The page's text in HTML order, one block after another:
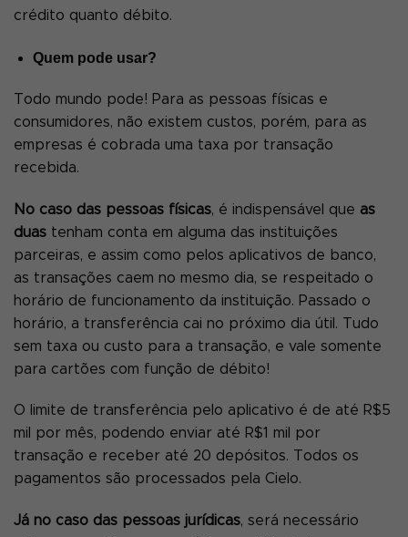
crédito quanto débito.
Quem pode usar?
Todo mundo pode! Para as pessoas físicas e
consumidores, não existem custos, porém, para as
empresas é cobrada uma taxa por transação
recebida.
No caso das pessoas físicas, é indispensável que as
duas tenham conta em alguma das instituições
parceiras, e assim como pelos aplicativos de banco,
as transações caem no mesmo dia, se respeitado o
horário de funcionamento da instituição. Passado o
horário, a transferência cai no próximo dia útil. Tudo
sem taxa ou custo para a transação, e vale somente
para cartões com função de débito!
O limite de transferência pelo aplicativo é de até R$5
mil por mês, podendo enviar até R$1 mil por
transação e receber até 20 depósitos. Todos os
pagamentos são processados pela Cielo.
Já no caso das pessoas jurídicas, será necessário